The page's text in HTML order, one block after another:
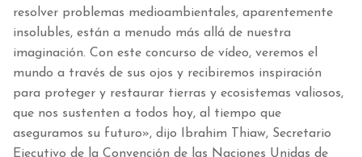
resolver problemas medioambientales, aparentemente
insolubles, están a menudo más allá de nuestra
imaginación. Con este concurso de vídeo, veremos el
mundo a través de sus ojos y recibiremos inspiración
para proteger y restaurar tierras y ecosistemas valiosos,
que nos sustenten a todos hoy, al tiempo que
aseguramos su futuro», dijo Ibrahim Thiaw, Secretario
Ejecutivo de la Convención de las Naciones Unidas de